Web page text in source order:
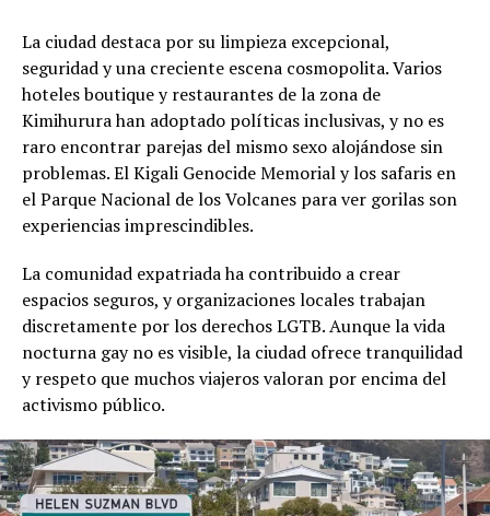
La ciudad destaca por su limpieza excepcional,
seguridad y una creciente escena cosmopolita. Varios
hoteles boutique y restaurantes de la zona de
Kimihurura han adoptado políticas inclusivas, y no es
raro encontrar parejas del mismo sexo alojándose sin
problemas. El Kigali Genocide Memorial y los safaris en
el Parque Nacional de los Volcanes para ver gorilas son
experiencias imprescindibles.
La comunidad expatriada ha contribuido a crear
espacios seguros, y organizaciones locales trabajan
discretamente por los derechos LGTB. Aunque la vida
nocturna gay no es visible, la ciudad ofrece tranquilidad
y respeto que muchos viajeros valoran por encima del
activismo público.